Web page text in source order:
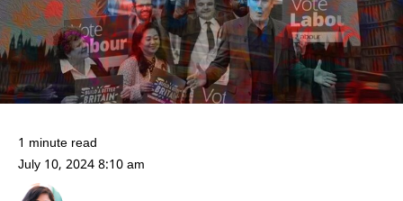
1 minute read
July 10, 2024 8:10 am